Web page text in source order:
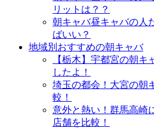
リットは？？
朝キャバ昼キャバの人
ばいい？
地域別おすすめの朝キャバ
【栃木】宇都宮の朝
したよ！
埼玉の都会！大宮の朝
較！
意外と熱い！群馬高崎
店舗を比較！